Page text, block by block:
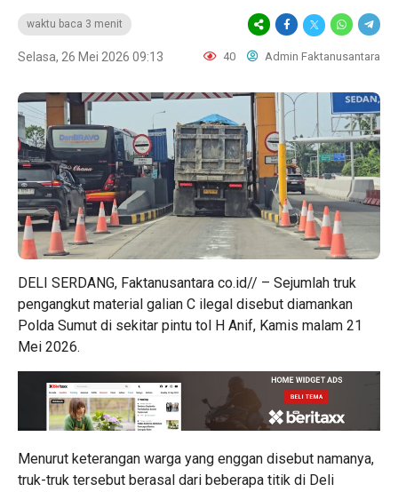
waktu baca 3 menit
Selasa, 26 Mei 2026 09:13 40 Admin Faktanusantara
DELI SERDANG, Faktanusantara co.id// – Sejumlah truk
pengangkut material galian C ilegal disebut diamankan
Polda Sumut di sekitar pintu tol H Anif, Kamis malam 21
Mei 2026.
Menurut keterangan warga yang enggan disebut namanya,
truk-truk tersebut berasal dari beberapa titik di Deli